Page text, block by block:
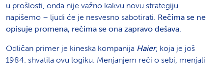
u prošlosti, onda nije važno kakvu novu strategiju
napišemo – ljudi će je nesvesno sabotirati. Rečima se ne
opisuje promena, rečima se ona zapravo dešava
Odličan primer je kineska kompanija Haier, koja je još
1984. shvatila ovu logiku. Menjanjem reči o sebi, menjali